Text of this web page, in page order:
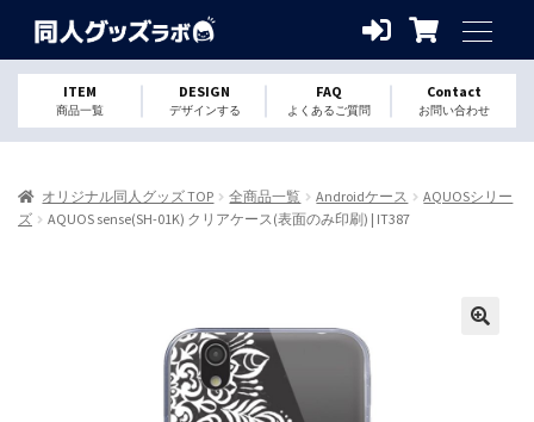
ITEM
商品一覧
DESIGN
デザインする
FAQ
よくあるご質問
Contact
お問い合わせ
オリジナル同人グッズ TOP 全商品一覧 Androidケース
AQUOSシリー
ズ
AQUOS sense(SH-01K) クリアケース(表面のみ印刷) | IT387